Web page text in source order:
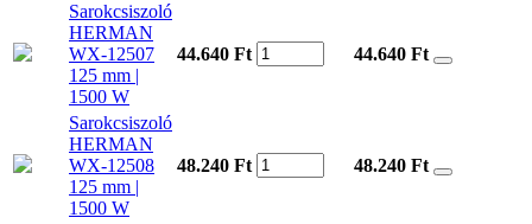
Sarokcsiszoló
HERMAN
WX-12507
125 mm |
1500 W
44.640 Ft 44.640 Ft
Sarokcsiszoló
HERMAN
WX-12508
125 mm |
1500 W
48.240 Ft 48.240 Ft